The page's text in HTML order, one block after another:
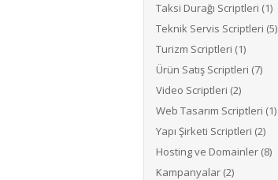
Taksi Durağı Scriptleri (1)
Teknik Servis Scriptleri (5)
Turizm Scriptleri (1)
Ürün Satış Scriptleri (7)
Video Scriptleri (2)
Web Tasarım Scriptleri (1)
Yapı Şirketi Scriptleri (2)
Hosting ve Domainler (8)
Kampanyalar (2)